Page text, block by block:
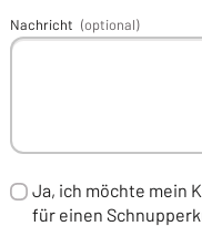
Nachricht (optional)
Ja, ich möchte mein
für einen